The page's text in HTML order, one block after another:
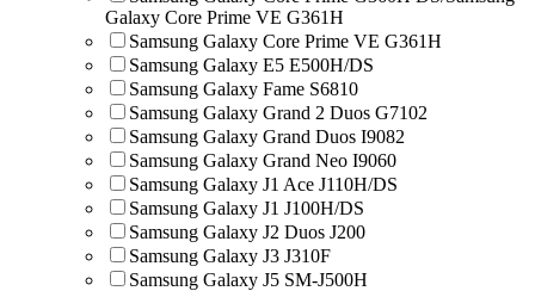
Galaxy Core Prime VE G361H
Samsung Galaxy Core Prime VE G361H
Samsung Galaxy E5 E500H/DS
Samsung Galaxy Fame S6810
Samsung Galaxy Grand 2 Duos G7102
Samsung Galaxy Grand Duos I9082
Samsung Galaxy Grand Neo I9060
Samsung Galaxy J1 Ace J110H/DS
Samsung Galaxy J1 J100H/DS
Samsung Galaxy J2 Duos J200
Samsung Galaxy J3 J310F
Samsung Galaxy J5 SM-J500H